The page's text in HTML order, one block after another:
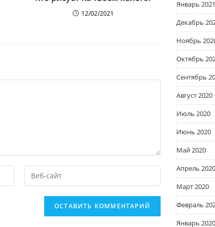
12/02/2021
Январь 2021
Декабрь
Ноябрь
Октябрь
Сентябрь
Август 2020
Июль 2020
Июнь 2020
Май 2020
Апрель 2020
Март 2020
Февраль
Январь 2020